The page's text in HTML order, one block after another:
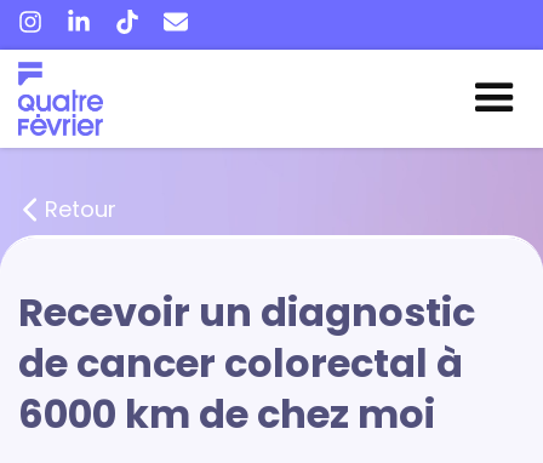
Retour
Recevoir un diagnostic
de cancer colorectal à
6000 km de chez moi